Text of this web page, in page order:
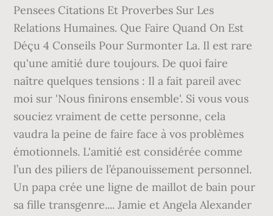
Pensees Citations Et Proverbes Sur Les
Relations Humaines. Que Faire Quand On Est
Déçu 4 Conseils Pour Surmonter La. Il est rare
qu'une amitié dure toujours. De quoi faire
naître quelques tensions : Il a fait pareil avec
moi sur 'Nous finirons ensemble'. Si vous vous
souciez vraiment de cette personne, cela
vaudra la peine de faire face à vos problèmes
émotionnels. L'amitié est considérée comme
l’un des piliers de l’épanouissement personnel.
Un papa crée une ligne de maillot de bain pour
sa fille transgenre.... Jamie et Angela Alexander